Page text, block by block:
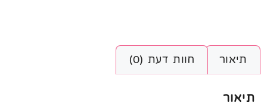
תיאור חוות דעת (0)
תיאור